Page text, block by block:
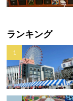
ランキング